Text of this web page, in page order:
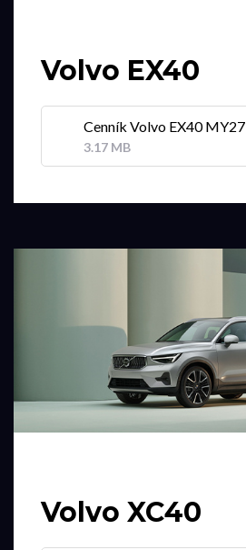
Volvo EX40
Cenník Volvo EX40 MY27
3.17 MB
Volvo XC40